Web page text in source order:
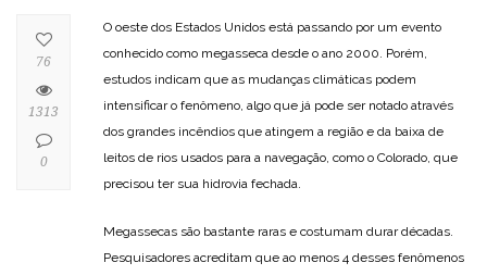
O oeste dos Estados Unidos está passando por um evento
conhecido como megasseca desde o ano 2000. Porém,
estudos indicam que as mudanças climáticas podem
intensificar o fenômeno, algo que já pode ser notado através
dos grandes incêndios que atingem a região e da baixa de
leitos de rios usados para a navegação, como o Colorado, que
precisou ter sua hidrovia fechada.
Megassecas são bastante raras e costumam durar décadas.
Pesquisadores acreditam que ao menos 4 desses fenômenos
76
1313
0